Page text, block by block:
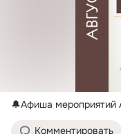
🔔Афиша
Комментировать